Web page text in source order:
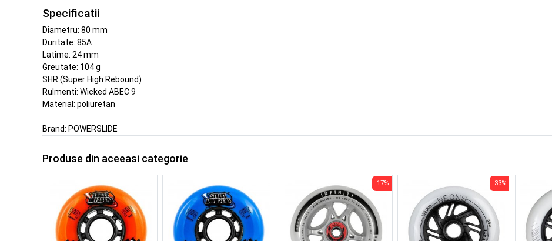
Specificatii
Diametru: 80 mm
Duritate: 85A
Latime: 24 mm
Greutate: 104 g
SHR (Super High Rebound)
Rulmenti: Wicked ABEC 9
Material: poliuretan
Brand: POWERSLIDE
Produse din aceeasi categorie
-17% -33%